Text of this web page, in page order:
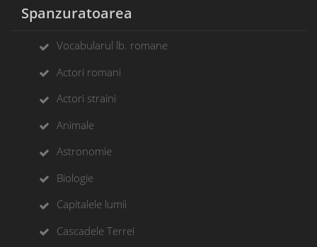
Spanzuratoarea
Vocabularul lb. romane
Actori romani
Actori straini
Animale
Astronomie
Biologie
Capitalele lumii
Cascadele Terrei